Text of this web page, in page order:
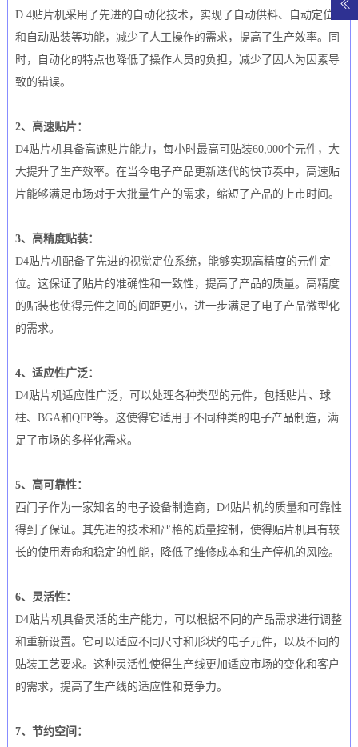
D 4贴片机采用了先进的自动化技术，实现了自动供料、自动定位
和自动贴装等功能，减少了人工操作的需求，提高了生产效率。同
时，自动化的特点也降低了操作人员的负担，减少了因人为因素导
致的错误。
2、高速贴片：
D4贴片机具备高速贴片能力，每小时最高可贴装60,000个元件，大
大提升了生产效率。在当今电子产品更新迭代的快节奏中，高速贴
片能够满足市场对于大批量生产的需求，缩短了产品的上市时间。
3、高精度贴装：
D4贴片机配备了先进的视觉定位系统，能够实现高精度的元件定
位。这保证了贴片的准确性和一致性，提高了产品的质量。高精度
的贴装也使得元件之间的间距更小，进一步满足了电子产品微型化
的需求。
4、适应性广泛：
D4贴片机适应性广泛，可以处理各种类型的元件，包括贴片、球
柱、BGA和QFP等。这使得它适用于不同种类的电子产品制造，满
足了市场的多样化需求。
5、高可靠性：
西门子作为一家知名的电子设备制造商，D4贴片机的质量和可靠性
得到了保证。其先进的技术和严格的质量控制，使得贴片机具有较
长的使用寿命和稳定的性能，降低了维修成本和生产停机的风险。
6、灵活性：
D4贴片机具备灵活的生产能力，可以根据不同的产品需求进行调整
和重新设置。它可以适应不同尺寸和形状的电子元件，以及不同的
贴装工艺要求。这种灵活性使得生产线更加适应市场的变化和客户
的需求，提高了生产线的适应性和竞争力。
7、节约空间：